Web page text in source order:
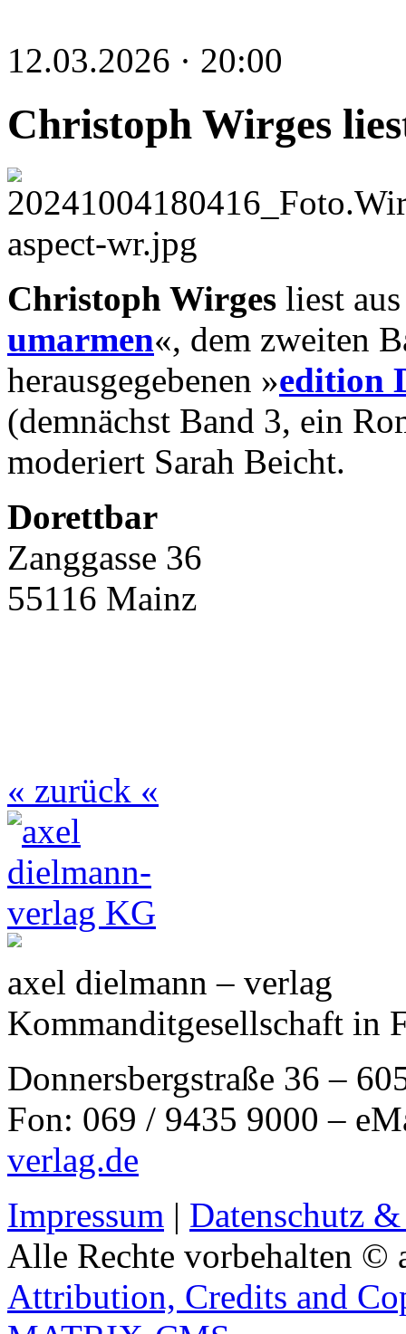
12.03.2026 · 20:00
Christoph Wirges
Christoph Wirges liest
umarmen«, dem zweiten
herausgegebenen »edition
(demnächst Band 3, ein
moderiert Sarah Beicht.
Dorettbar
Zanggasse 36
55116 Mainz
« zurück «
axel dielmann – verlag
Kommanditgesellschaft in
Donnersbergstraße 36 –
Fon: 069 / 9435 9000 –
verlag.de
Impressum | Datenschutz
Alle Rechte vorbehalten ©
Attribution, Credits and